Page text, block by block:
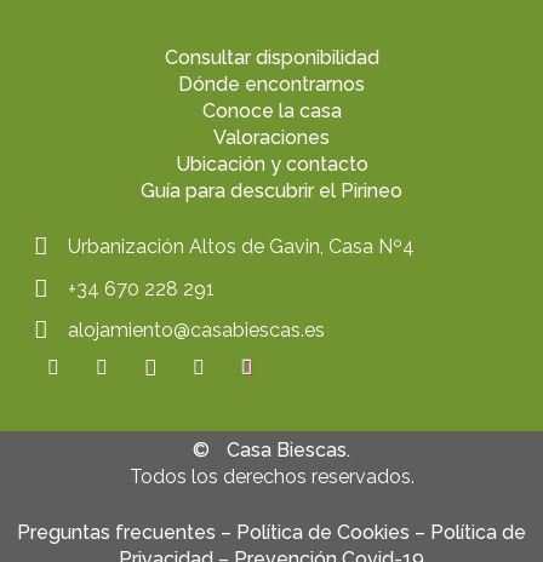
Consultar disponibilidad
Dónde encontrarnos
Conoce la casa
Valoraciones
Ubicación y contacto
Guía para descubrir el Pirineo
Urbanización Altos de Gavin, Casa Nº4
+34 670 228 291
alojamiento@casabiescas.es
©
Casa Biescas.
Todos los derechos reservados.
Preguntas frecuentes – Política de Cookies – Política de